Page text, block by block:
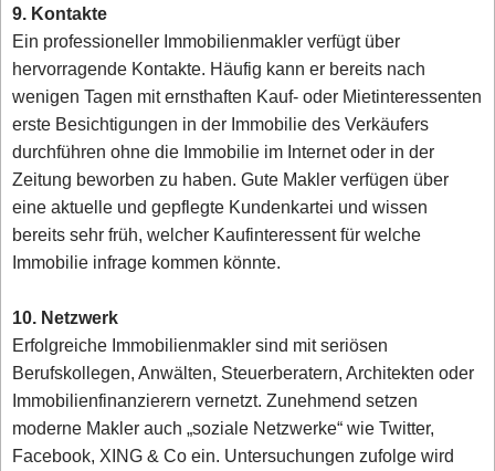
9. Kontakte
Ein professioneller Immobilienmakler verfügt über
hervorragende Kontakte. Häufig kann er bereits nach
wenigen Tagen mit ernsthaften Kauf- oder Mietinteressenten
erste Besichtigungen in der Immobilie des Verkäufers
durchführen ohne die Immobilie im Internet oder in der
Zeitung beworben zu haben. Gute Makler verfügen über
eine aktuelle und gepflegte Kundenkartei und wissen
bereits sehr früh, welcher Kaufinteressent für welche
Immobilie infrage kommen könnte.
10. Netzwerk
Erfolgreiche Immobilienmakler sind mit seriösen
Berufskollegen, Anwälten, Steuerberatern, Architekten oder
Immobilienfinanzierern vernetzt. Zunehmend setzen
moderne Makler auch „soziale Netzwerke“ wie Twitter,
Facebook, XING & Co ein. Untersuchungen zufolge wird